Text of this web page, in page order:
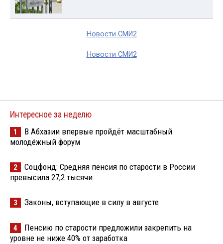
Новости СМИ2
Новости СМИ2
Интересное за неделю
1
В Абхазии впервые пройдёт масштабный
молодёжный форум
2
Соцфонд: Средняя пенсия по старости в России
превысила 27,2 тысячи
3 Законы, вступающие в силу в августе
4
Пенсию по старости предложили закрепить на
уровне не ниже 40% от заработка